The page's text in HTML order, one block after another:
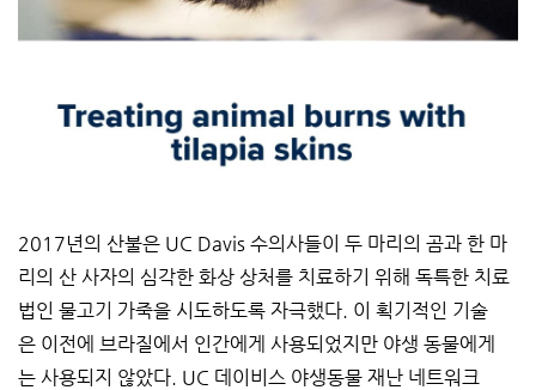
2017년의 산불은 UC Davis 수의사들이 두 마리의 곰과 한 마
리의 산 사자의 심각한 화상 상처를 치료하기 위해 독특한 치료
법인 물고기 가죽을 시도하도록 자극했다. 이 획기적인 기술
은 이전에 브라질에서 인간에게 사용되었지만 야생 동물에게
는 사용되지 않았다. UC 데이비스 야생동물 재난 네트워크